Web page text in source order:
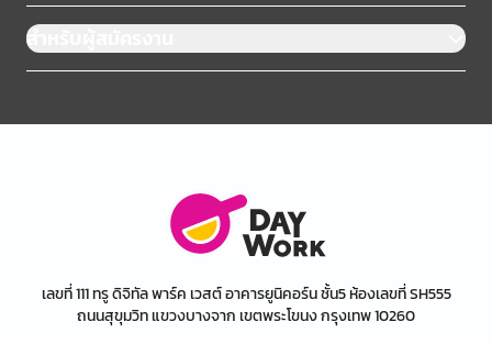
สำหรับผู้สมัครงาน
เลขที่ 111 ทรู ดิจิทัล พาร์ค เวสต์ อาคารยูนิคอร์น ชั้น5 ห้องเลขที่ SH555
ถนนสุขุมวิท แขวงบางจาก เขตพระโขนง กรุงเทพ 10260